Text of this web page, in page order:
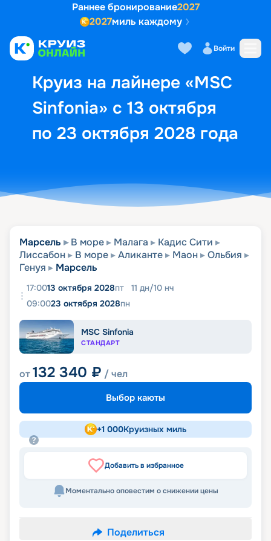
Раннее бронирование2027
2027миль каждому
Войти
Круиз на лайнере «MSC
Sinfonia» с 13 октября
по 23 октября 2028 года
Выбор кают Маршрут и
Марсель В море Малага
Кадис Сити
Лиссабон
В море Аликанте Маон
Ольбия
Генуя
Марсель
17:0013 октября 2028пт 11 дн/10 нч
09:0023 октября 2028пн
MSC Sinfonia
СТАНДАРТ
от132 340 ₽ / чел
Выбор каюты
+1 000Круизных миль
Добавить в избранное
Моментально оповестим о снижении цены
Поделиться